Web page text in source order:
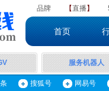
品牌 【直播】
首页
服务机器人
搜狐号 网易号